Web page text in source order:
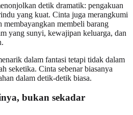
detik dramatik: pengakuan
yang kuat. Cinta juga merangkumi
membayangkan membeli barang
yang sunyi, kewajipan keluarga, dan
dalam fantasi tetapi tidak dalam
seketika. Cinta sebenar biasanya
dalam detik-detik biasa.
bukan sekadar